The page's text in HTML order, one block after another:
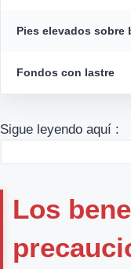
Pies elevados sobre
Fondos con lastre
Sigue leyendo aquí :
Los